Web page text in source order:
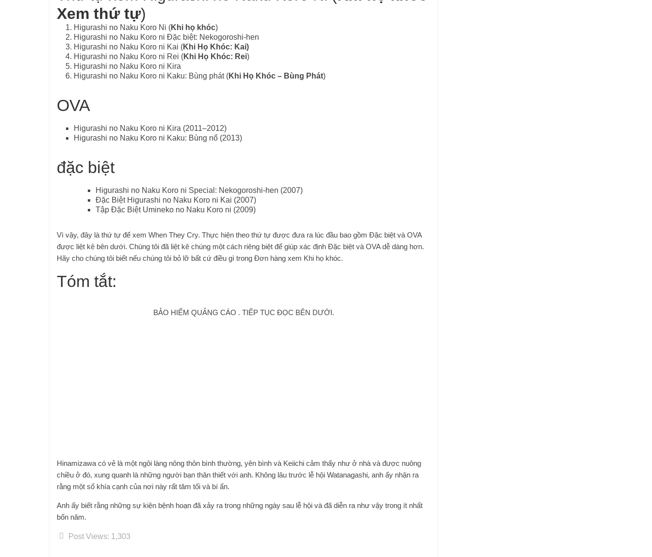
Xem thứ tự)
Higurashi no Naku Koro Ni (Khi họ khóc)
Higurashi no Naku Koro ni Đặc biệt: Nekogoroshi-hen
Higurashi no Naku Koro ni Kai (Khi Họ Khóc: Kai)
Higurashi no Naku Koro ni Rei (Khi Họ Khóc: Rei)
Higurashi no Naku Koro ni Kira
Higurashi no Naku Koro ni Kaku: Bùng phát (Khi Họ Khóc – Bùng Phát)
OVA
Higurashi no Naku Koro ni Kira (2011–2012)
Higurashi no Naku Koro ni Kaku: Bùng nổ (2013)
đặc biệt
Higurashi no Naku Koro ni Special: Nekogoroshi-hen (2007)
Đặc Biệt Higurashi no Naku Koro ni Kai (2007)
Tập Đặc Biệt Umineko no Naku Koro ni (2009)
Vì vậy, đây là thứ tự để xem When They Cry. Thực hiện theo thứ tự được đưa ra lúc đầu bao gồm Đặc biệt và OVA
được liệt kê bên dưới. Chúng tôi đã liệt kê chúng một cách riêng biệt để giúp xác định Đặc biệt và OVA dễ dàng hơn.
Hãy cho chúng tôi biết nếu chúng tôi bỏ lỡ bất cứ điều gì trong Đơn hàng xem Khi họ khóc.
Tóm tắt:
BẢO HIỂM QUẢNG CÁO . TIẾP TỤC ĐỌC BÊN DƯỚI.
Hinamizawa có vẻ là một ngôi làng nông thôn bình thường, yên bình và Keiichi cảm thấy như ở nhà và được nuông
chiều ở đó, xung quanh là những người bạn thân thiết với anh. Không lâu trước lễ hội Watanagashi, anh ấy nhận ra
rằng một số khía cạnh của nơi này rất tăm tối và bí ẩn.
Anh ấy biết rằng những sự kiện bệnh hoạn đã xảy ra trong những ngày sau lễ hội và đã diễn ra như vậy trong ít nhất
bốn năm.
Post Views: 1,303